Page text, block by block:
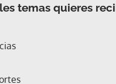
temas quieres